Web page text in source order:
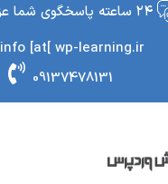
۲۴ ساعته پاسخگوی شما عزیزان هستیم
info [at[ wp-learning.ir
09137478131